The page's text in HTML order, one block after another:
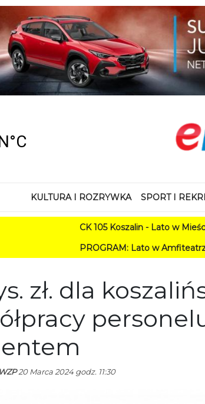
KULTURA I ROZRYWKA SPORT I
CK 105 Koszalin - Lato w Mieście
PROGRAM: Lato w Amfiteatrze 2026.
zł. dla
20 Marca 2024 godz. 11:30